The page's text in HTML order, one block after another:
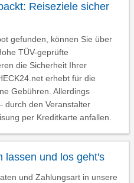
Reiseziele sicher
gefunden, können Sie über
TÜV-geprüfte
die Sicherheit Ihrer
erhebt für die
Gebühren. Allerdings
durch den Veranstalter
per Kreditkarte anfallen.
lassen und los geht's
und Zahlungsart in unsere